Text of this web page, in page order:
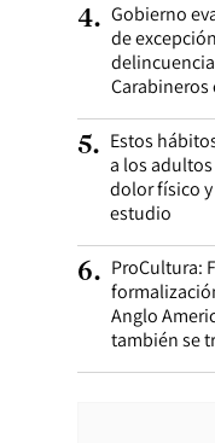
4. Gobierno
de
Carabineros
5. Estos
a los
dolor físico
estudio
6. ProCultura:
Anglo
también se